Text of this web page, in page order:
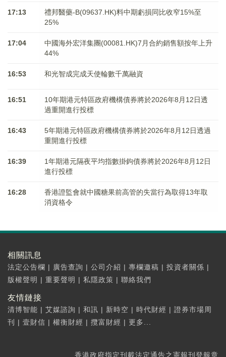
17:13
禮邦醫藥-B(09637.HK)料中期虧損同比收窄15%至
25%
17:04
中國海外宏洋集團(00081.HK)7月合約銷售額按年上升
44%
16:53 和光智成完成天使輪數千萬融資
16:51
10年期港元特區政府機構債券將於2026年8月12日透
過重開進行投標
16:43
5年期港元特區政府機構債券將於2026年8月12日透過
重開進行投標
16:39
1年期港元隔夜平均指數掛鉤債券將於2026年8月12日
進行投標
16:28
香港證監會就中國糖果前高管的失當行為取得13年取
消資格令
相關訊息
法定公告欄 | 廣告查詢 | 公司介紹 | 專欄邀稿 | 投資者關係 |
版權聲明 | 重要聲明 | 私隱政策 | 聯絡我們
友情鏈接
清博智能 | 艾媒諮詢 | 和訊 | 新時空 | 時代財經 | 證券市場周
刊
| 壹財信 | 權衡財經 | 攬富財經 | 更多...
香港政府指定刊載法定通告之憲報刊登報章